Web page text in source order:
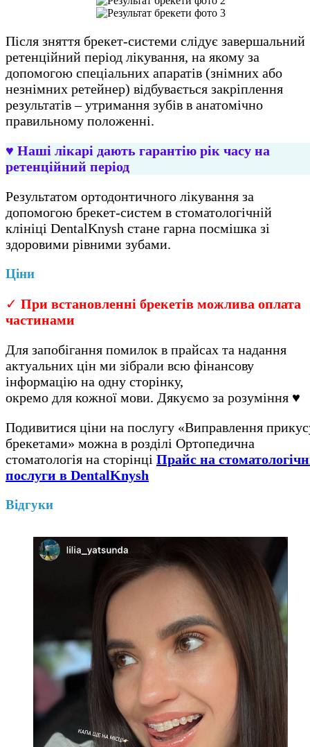
Після зняття брекет-системи слідує завершальний
ретенційний період лікування, на якому за
допомогою спеціальних апаратів (знімних або
незнімних ретейнер) відбувається закріплення
результатів – утримання зубів в анатомічно
правильному положенні.
♥️ Наші лікарі дають гарантію рік часу на
ретенційний період
Результатом ортодонтичного лікування за
допомогою брекет-систем в стоматологічній
клініці DentalKnysh стане гарна посмішка зі
здоровими рівними зубами.
Ціни
✓ При встановленні брекетів можлива оплата
частинами
Для запобігання помилок в прайсах та надання
актуальних цін ми зібрали всю фінансову
інформацію на одну сторінку,
окремо для кожної мови. Дякуємо за розуміння ♥️
Подивитися ціни на послугу «Виправлення
брекетами» можна в розділі Ортопедична
стоматологія на сторінці Прайс на
послуги в DentalKnysh
Відгуки